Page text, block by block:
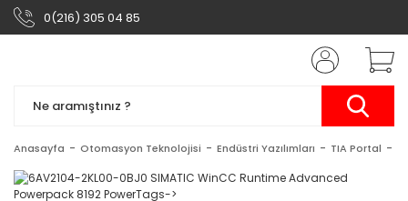
0(216) 305 04 85
Anasayfa Otomasyon Teknolojisi Endüstri Yazılımları TIA Portal